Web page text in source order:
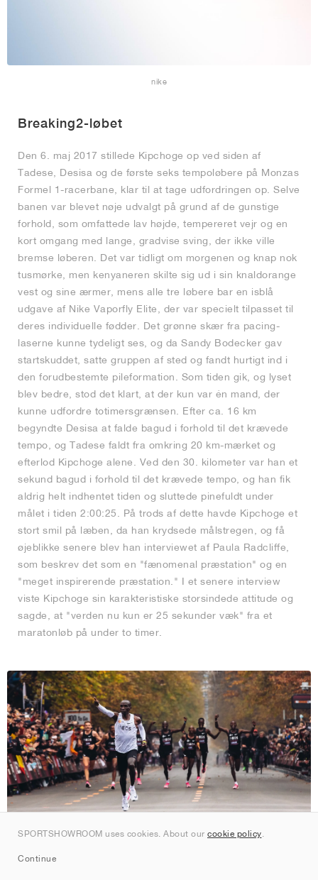
nike
Breaking2-løbet
Den 6. maj 2017 stillede Kipchoge op ved siden af
Tadese, Desisa og de første seks tempoløbere på Monzas
Formel 1-racerbane, klar til at tage udfordringen op. Selve
banen var blevet nøje udvalgt på grund af de gunstige
forhold, som omfattede lav højde, tempereret vejr og en
kort omgang med lange, gradvise sving, der ikke ville
bremse løberen. Det var tidligt om morgenen og knap nok
tusmørke, men kenyaneren skilte sig ud i sin knaldorange
vest og sine ærmer, mens alle tre løbere bar en isblå
udgave af Nike Vaporfly Elite, der var specielt tilpasset til
deres individuelle fødder. Det grønne skær fra pacing-
laserne kunne tydeligt ses, og da Sandy Bodecker gav
startskuddet, satte gruppen af sted og fandt hurtigt ind i
den forudbestemte pileformation. Som tiden gik, og lyset
blev bedre, stod det klart, at der kun var én mand, der
kunne udfordre totimersgrænsen. Efter ca. 16 km
begyndte Desisa at falde bagud i forhold til det krævede
tempo, og Tadese faldt fra omkring 20 km-mærket og
efterlod Kipchoge alene. Ved den 30. kilometer var han et
sekund bagud i forhold til det krævede tempo, og han fik
aldrig helt indhentet tiden og sluttede pinefuldt under
målet i tiden 2:00:25. På trods af dette havde Kipchoge et
stort smil på læben, da han krydsede målstregen, og få
øjeblikke senere blev han interviewet af Paula Radcliffe,
som beskrev det som en "fænomenal præstation" og en
"meget inspirerende præstation." I et senere interview
viste Kipchoge sin karakteristiske storsindede attitude og
sagde, at "verden nu kun er 25 sekunder væk" fra et
maratonløb på under to timer.
SPORTSHOWROOM uses cookies. About our cookie policy.
Continue